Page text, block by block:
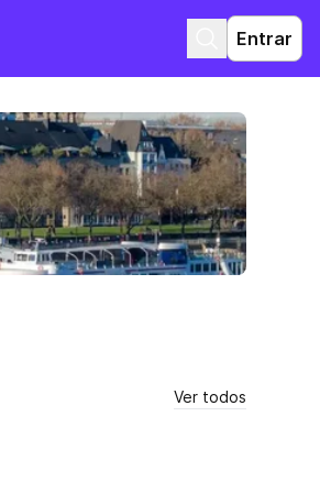
Entrar
Ver todos